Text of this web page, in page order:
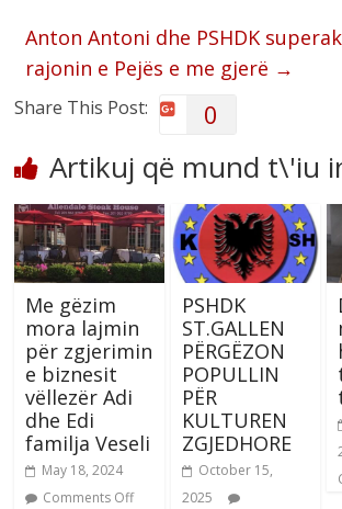
Anton Antoni dhe PSHDK
rajonin e Pejës e me gjerë →
Share This Post: 0
Artikuj që mund t\'iu
Me gëzim
mora lajmin
për zgjerimin
e biznesit
vëllezër Adi
dhe Edi
familja Veseli
May 18, 2024
Comments Off
PSHDK
ST.GALLEN
PËRGËZON
POPULLIN
PËR
KULTUREN
ZGJEDHORE
October 15,
2025